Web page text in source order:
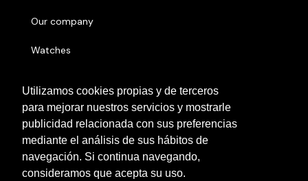
Utilizamos cookies propias y de terceros
para mejorar nuestros servicios y mostrarle
publicidad relacionada con sus preferencias
mediante el análisis de sus hábitos de
navegación. Si continua navegando,
consideramos que acepta su uso.
Our company
Watches
Serial number
Other cities
Contact us